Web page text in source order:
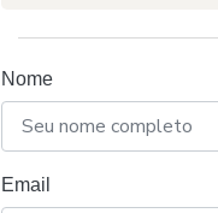
Nome
Email